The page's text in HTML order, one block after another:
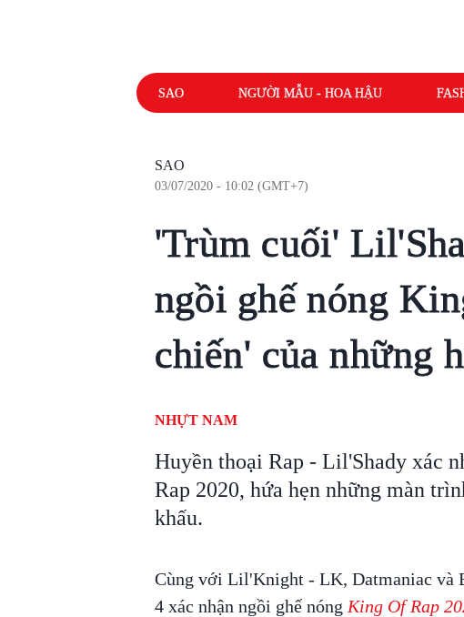
SAO NGƯỜI MẪU - HOA HẬU
SAO
03/07/2020 - 10:02 (GMT+7)
'Trùm cuối'
ngồi ghế nóng
chiến' của những
NHỰT NAM
Huyền thoại Rap - Lil'Shady xác
Rap 2020, hứa hẹn những màn
khấu.
Cùng với Lil'Knight - LK, Datmaniac và
4 xác nhận ngồi ghế nóng King Of Rap